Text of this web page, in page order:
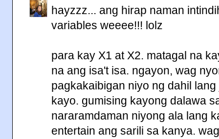
hayzzz... ang hirap naman
variables weeee!!! lolz
para kay X1 at X2. matagal na
na ang isa't isa. ngayon, wag
pagkakaibigan niyo ng dahil
kayo. gumising kayong dalawa
nararamdaman niyong ala lang
entertain ang sarili sa kanya.